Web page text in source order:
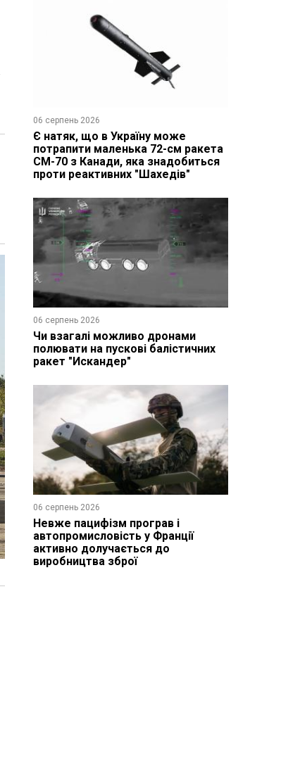
06 серпень 2026
Є натяк, що в Україну може
потрапити маленька 72-см ракета
CM-70 з Канади, яка знадобиться
проти реактивних "Шахедів"
06 серпень 2026
Чи взагалі можливо дронами
полювати на пускові балістичних
ракет "Искандер"
06 серпень 2026
Невже пацифізм програв і
автопромисловість у Франції
активно долучається до
виробництва зброї